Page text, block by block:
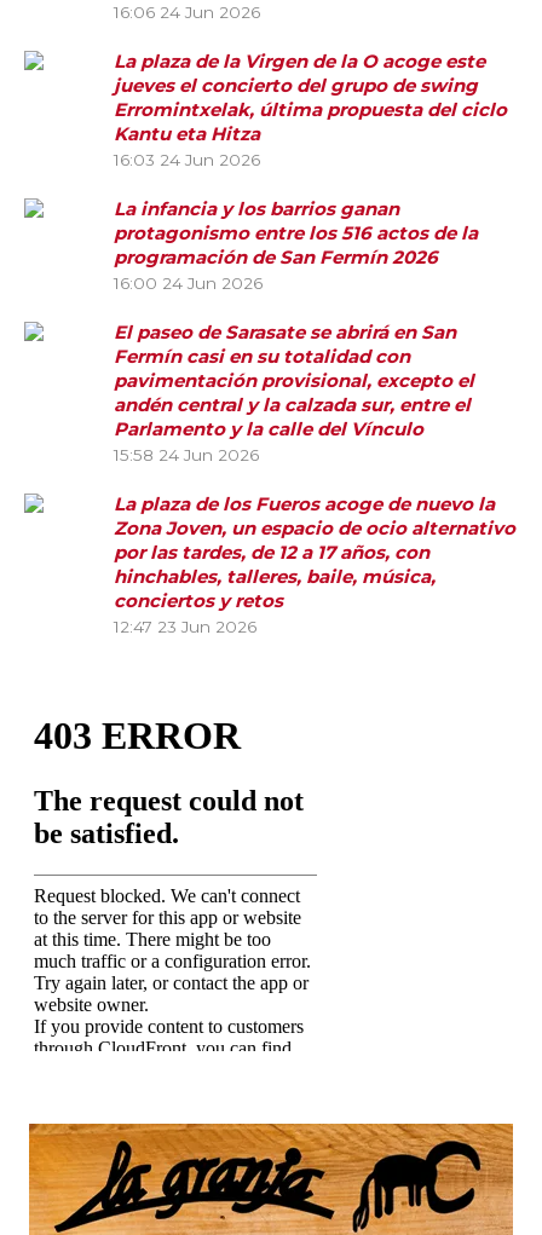
16:06 24 Jun 2026
La plaza de la Virgen de la O acoge este
jueves el concierto del grupo de swing
Erromintxelak, última propuesta del ciclo
Kantu eta Hitza
16:03 24 Jun 2026
La infancia y los barrios ganan
protagonismo entre los 516 actos de la
programación de San Fermín 2026
16:00 24 Jun 2026
El paseo de Sarasate se abrirá en San
Fermín casi en su totalidad con
pavimentación provisional, excepto el
andén central y la calzada sur, entre el
Parlamento y la calle del Vínculo
15:58 24 Jun 2026
La plaza de los Fueros acoge de nuevo la
Zona Joven, un espacio de ocio alternativo
por las tardes, de 12 a 17 años, con
hinchables, talleres, baile, música,
conciertos y retos
12:47 23 Jun 2026